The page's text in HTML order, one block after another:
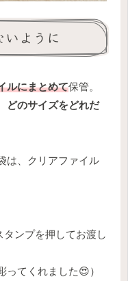
ように
ルにまとめて保管。
どのサイズをどれだ
は、クリアファイル
ンプを押してお渡し
ってくれました😍）